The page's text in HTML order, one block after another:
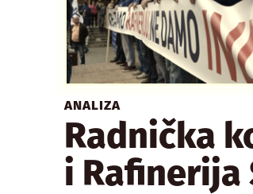
ANALIZA
Radnička
i Rafinerija